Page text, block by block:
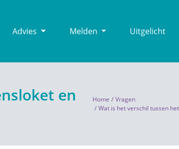
Advies Melden Uitgelicht
en
Home
Vragen
Wat is het verschil tussen